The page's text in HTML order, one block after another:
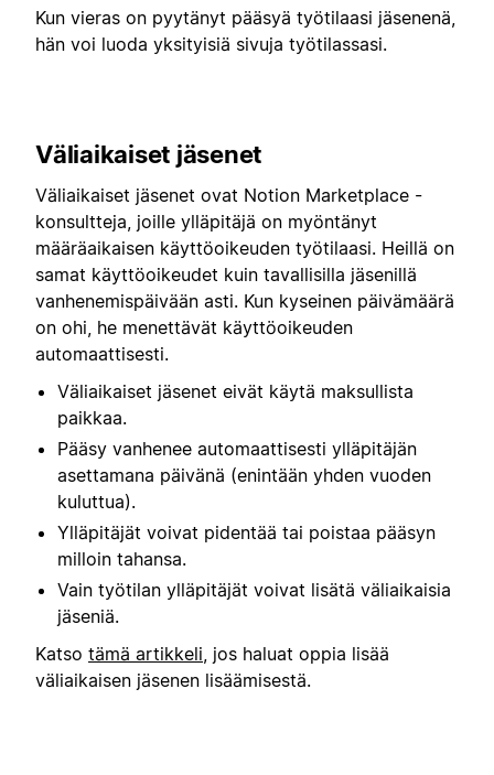
Kun vieras on pyytänyt pääsyä työtilaasi jäsenenä,
hän voi luoda yksityisiä sivuja työtilassasi.
Väliaikaiset jäsenet
Väliaikaiset jäsenet ovat Notion Marketplace -
konsultteja, joille ylläpitäjä on myöntänyt
määräaikaisen käyttöoikeuden työtilaasi. Heillä on
samat käyttöoikeudet kuin tavallisilla jäsenillä
vanhenemispäivään asti. Kun kyseinen päivämäärä
on ohi, he menettävät käyttöoikeuden
automaattisesti.
Väliaikaiset jäsenet eivät käytä maksullista
paikkaa.
Pääsy vanhenee automaattisesti ylläpitäjän
asettamana päivänä (enintään yhden vuoden
kuluttua).
Ylläpitäjät voivat pidentää tai poistaa pääsyn
milloin tahansa.
Vain työtilan ylläpitäjät voivat lisätä väliaikaisia
jäseniä.
Katso tämä artikkeli, jos haluat oppia lisää
väliaikaisen jäsenen lisäämisestä.